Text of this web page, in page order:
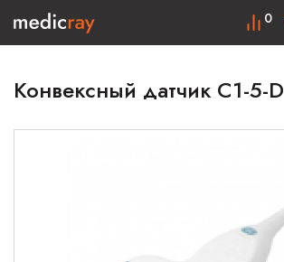
0
Конвексный датчик C1-5-D